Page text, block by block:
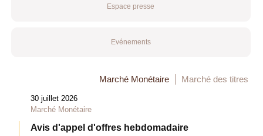
Espace presse
Evénements
Marché Monétaire Marché des titres
30 juillet 2026
Marché Monétaire
Avis d'appel d'offres hebdomadaire